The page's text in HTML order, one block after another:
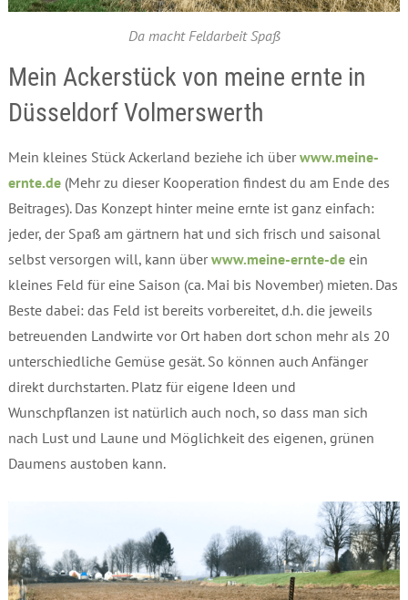
Da macht Feldarbeit Spaß
Mein Ackerstück von meine ernte in
Düsseldorf Volmerswerth
Mein kleines Stück Ackerland beziehe ich überwww.meine-
ernte.de(Mehr zu dieser Kooperation findest du am Ende des
Beitrages). Das Konzept hinter meine ernte ist ganz einfach:
jeder, der Spaß am gärtnern hat und sich frisch und saisonal
selbst versorgen will, kann überwww.meine-ernte-deein
kleines Feld für eine Saison (ca. Mai bis November) mieten. Das
Beste dabei: das Feld ist bereits vorbereitet, d.h. die jeweils
betreuenden Landwirte vor Ort haben dort schon mehr als 20
unterschiedliche Gemüse gesät. So können auch Anfänger
direkt durchstarten. Platz für eigene Ideen und
Wunschpflanzen ist natürlich auch noch, so dass man sich
nach Lust und Laune und Möglichkeit des eigenen, grünen
Daumens austoben kann.